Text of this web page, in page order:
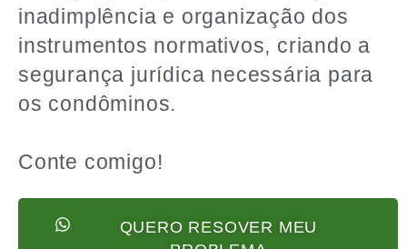
inadimplência e organização dos
instrumentos normativos, criando a
segurança jurídica necessária para
os condôminos.
Conte comigo!
QUERO RESOVER MEU